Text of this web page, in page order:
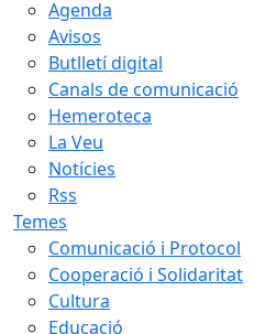
Agenda
Avisos
Butlletí digital
Canals de comunicació
Hemeroteca
La Veu
Notícies
Rss
Temes
Comunicació i Protocol
Cooperació i Solidaritat
Cultura
Educació